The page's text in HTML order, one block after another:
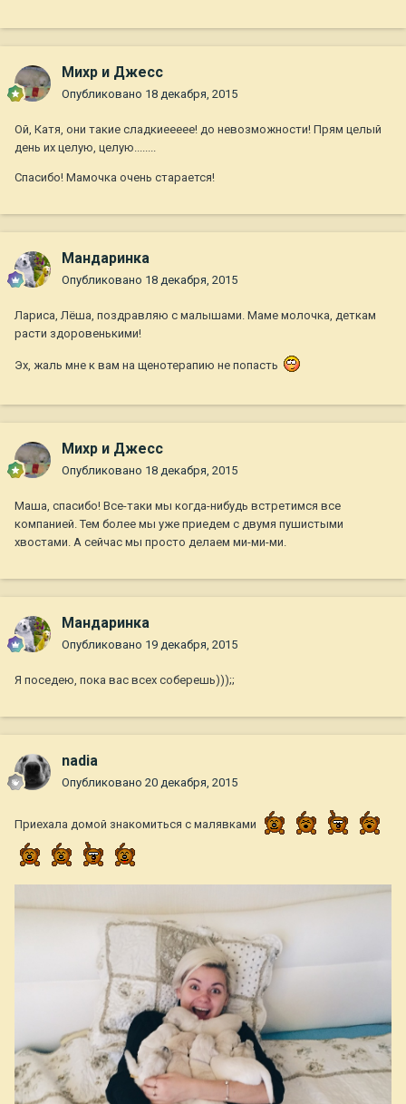
Михр и Джесс
Опубликовано 18 декабря, 2015
Ой, Катя, они такие сладкиеееее! до невозможности! Прям целый
день их целую, целую........
Спасибо! Мамочка очень старается!
Мандаринка
Опубликовано 18 декабря, 2015
Лариса, Лёша, поздравляю с малышами. Маме молочка, деткам
расти здоровенькими!
Эх, жаль мне к вам на щенотерапию не попасть
Михр и Джесс
Опубликовано 18 декабря, 2015
Маша, спасибо! Все-таки мы когда-нибудь встретимся все
компанией. Тем более мы уже приедем с двумя пушистыми
хвостами. А сейчас мы просто делаем ми-ми-ми.
Мандаринка
Опубликовано 19 декабря, 2015
Я поседею, пока вас всех соберешь)));;
nadia
Опубликовано 20 декабря, 2015
Приехала домой знакомиться с малявками